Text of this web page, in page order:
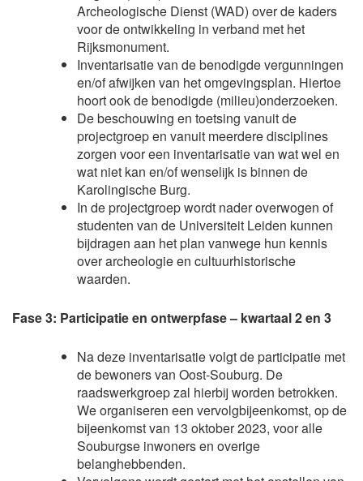
Archeologische Dienst (WAD) over de kaders
voor de ontwikkeling in verband met het
Rijksmonument.
Inventarisatie van de benodigde vergunningen
en/of afwijken van het omgevingsplan. Hiertoe
hoort ook de benodigde (milieu)onderzoeken.
De beschouwing en toetsing vanuit de
projectgroep en vanuit meerdere disciplines
zorgen voor een inventarisatie van wat wel en
wat niet kan en/of wenselijk is binnen de
Karolingische Burg.
In de projectgroep wordt nader overwogen of
studenten van de Universiteit Leiden kunnen
bijdragen aan het plan vanwege hun kennis
over archeologie en cultuurhistorische
waarden.
Fase 3: Participatie en ontwerpfase – kwartaal 2 en 3
Na deze inventarisatie volgt de participatie met
de bewoners van Oost-Souburg. De
raadswerkgroep zal hierbij worden betrokken.
We organiseren een vervolgbijeenkomst, op de
bijeenkomst van 13 oktober 2023, voor alle
Souburgse inwoners en overige
belanghebbenden.